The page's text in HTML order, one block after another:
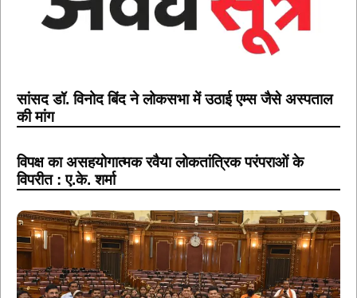
सांसद डॉ. विनोद बिंद ने लोकसभा में उठाई एम्स जैसे अस्पताल
की मांग
विपक्ष का असहयोगात्मक रवैया लोकतांत्रिक परंपराओं के
विपरीत : ए.के. शर्मा